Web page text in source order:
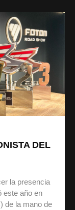
DEL
la presencia
este año en
de la mano de